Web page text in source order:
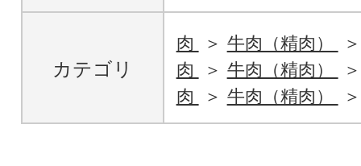
カテゴリ
肉
牛肉（精肉）
肉
牛肉（精肉）
肉
牛肉（精肉）